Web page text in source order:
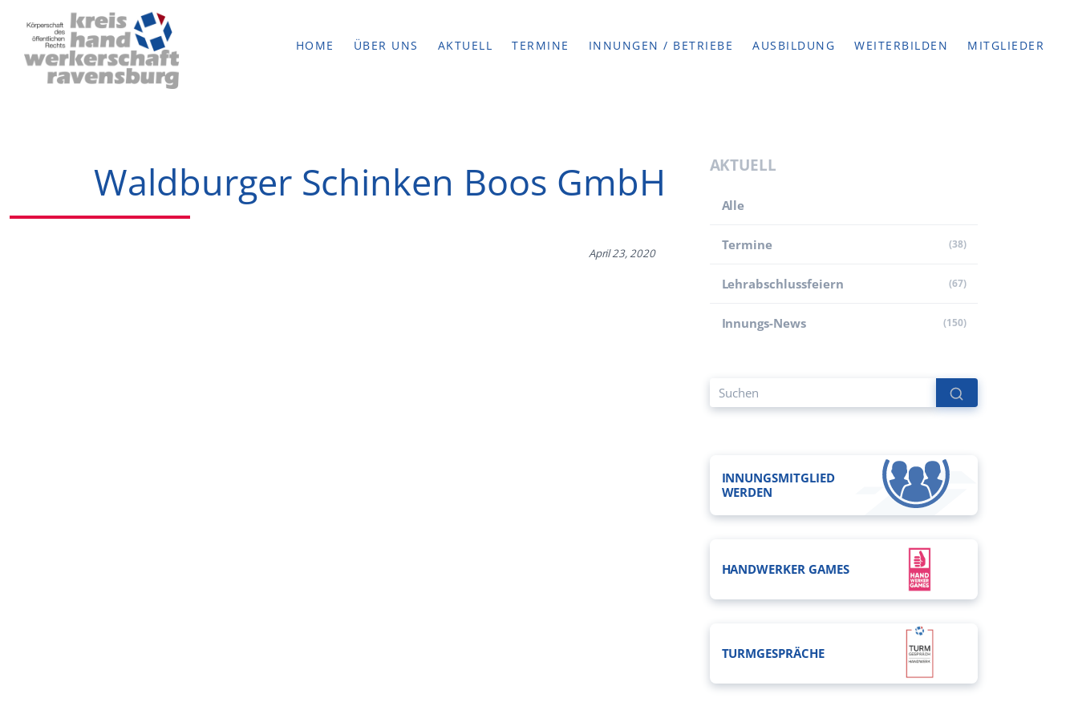
HOME ÜBER UNS AKTUELL TERMINE INNUNGEN / BETRIEBE AUSBILDUNG WEITERBILDEN MITGLIEDER
Waldburger Schinken Boos GmbH
April 23, 2020
AKTUELL
Alle
Termine (38)
Lehr­abschluss­feiern (67)
Innungs-News (150)
INNUNGSMITGLIED
WERDEN
HANDWERKER GAMES
TURMGESPRÄCHE